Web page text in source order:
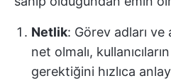
Netlik: Görev adları ve
net olmalı,
gerektiğini hızlıca